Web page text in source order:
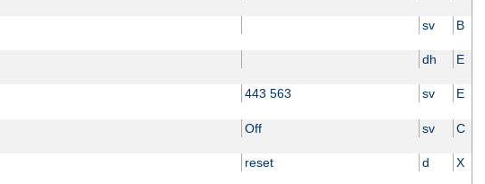
sv B
dh E
443 563 sv E
Off sv C
reset d X